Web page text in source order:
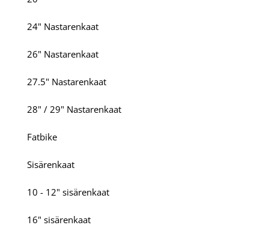
24" Nastarenkaat
26" Nastarenkaat
27.5" Nastarenkaat
28" / 29" Nastarenkaat
Fatbike
Sisärenkaat
10 - 12" sisärenkaat
16" sisärenkaat